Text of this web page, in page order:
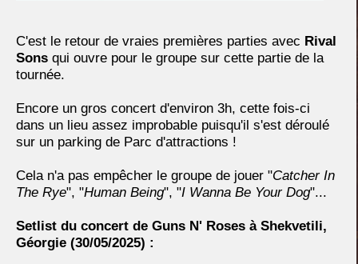
C'est le retour de vraies premières parties avec Rival
Sons qui ouvre pour le groupe sur cette partie de la
tournée.
Encore un gros concert d'environ 3h, cette fois-ci
dans un lieu assez improbable puisqu'il s'est déroulé
sur un parking de Parc d'attractions !
Cela n'a pas empêcher le groupe de jouer "Catcher In
The Rye", "Human Being", "I Wanna Be Your Dog"...
Setlist du concert de Guns N' Roses à Shekvetili,
Géorgie (30/05/2025) :